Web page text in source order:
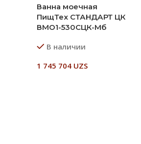
Ванна моечная
ПищТех СТАНДАРТ ЦК
ВМО1-530СЦК-Мб
В наличии
1 745 704 UZS